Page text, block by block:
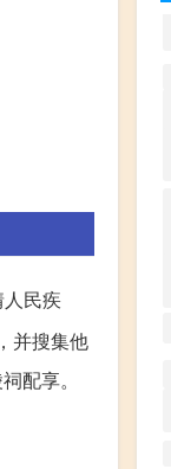
民疾
并搜集他
配享。